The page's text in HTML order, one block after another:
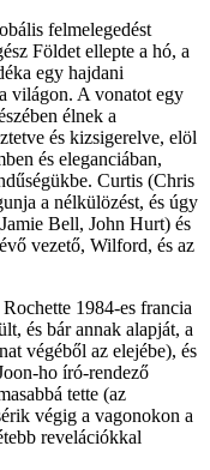
felmelegedést
Földet ellepte a hó, a
egy hajdani
világon. A vonatot egy
élnek a
és kizsigerelve, elöl
és eleganciában,
Curtis (Chris
a nélkülözést, és úgy
Bell, John Hurt) és
vezető, Wilford, és az
1984-es francia
és bár annak alapját, a
végéből az elejébe), és
ho író-rendező
tette (az
végig a vagonokon a
revelációkkal